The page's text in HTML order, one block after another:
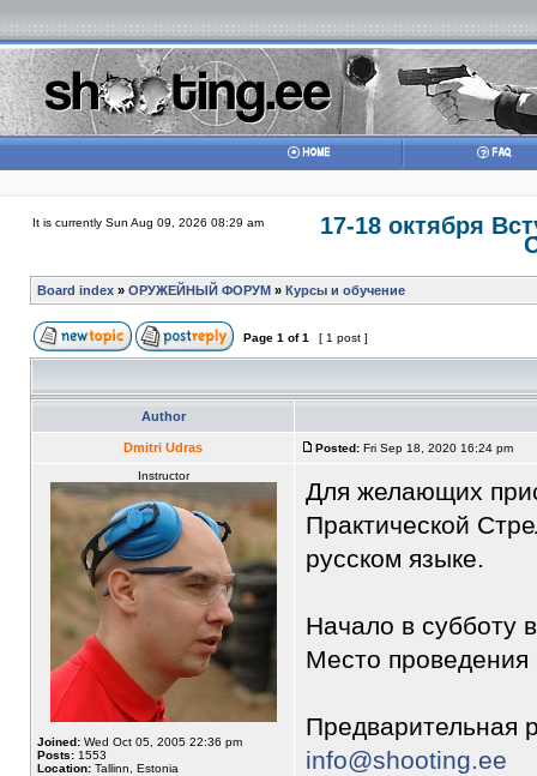
It is currently Sun Aug 09, 2026 08:29 am 17-18 октября
Board index » ОРУЖЕЙНЫЙ ФОРУМ » Курсы и обучение
Page 1 of1 [ 1 post ]
Author
Dmitri Udras Posted: Fri Sep 18, 2020 16:24 pm
Instructor
Joined: Wed Oct 05, 2005 22:36 pm
Posts: 1553
Location: Tallinn, Estonia
Для желающих
Практической
русском языке.
Начало в субботу
Место проведения
Предварительная
info@shooting.ee